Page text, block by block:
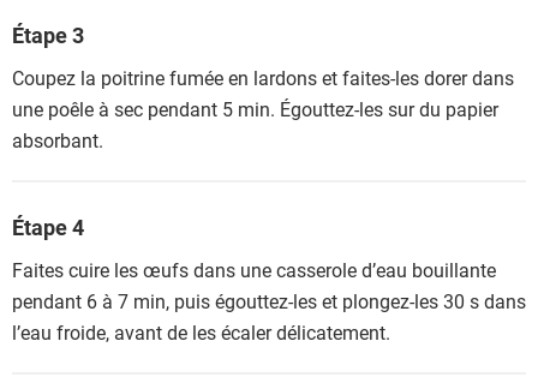
Étape 3
Coupez la poitrine fumée en lardons et faites-les dorer dans
une poêle à sec pendant 5 min. Égouttez-les sur du papier
absorbant.
Étape 4
Faites cuire les œufs dans une casserole d’eau bouillante
pendant 6 à 7 min, puis égouttez-les et plongez-les 30 s dans
l’eau froide, avant de les écaler délicatement.